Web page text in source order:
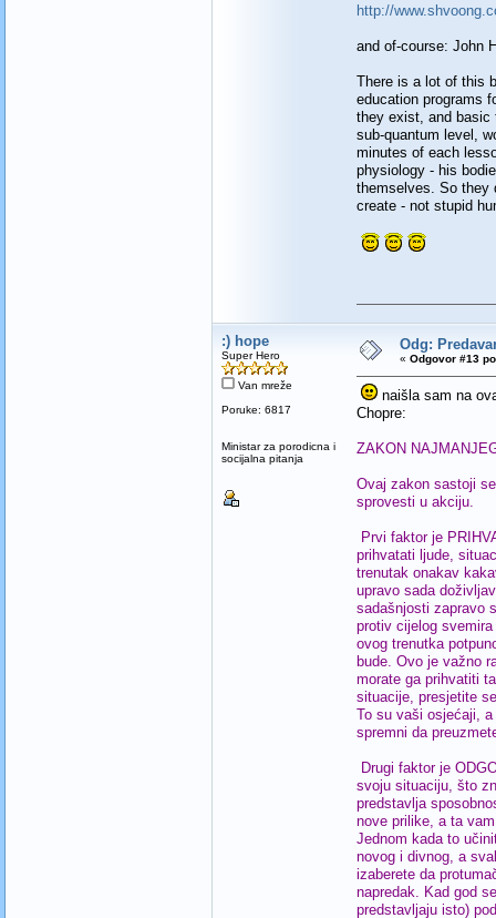
http://
and of-course: John
There is a lot of this
education programs
they exist, and basic
sub-quantum level,
minutes of each
physiology - his
themselves. So they
create - not stupid
:) hope
Super Hero
Van mreže
Poruke: 6817
Ministar za porodicna i
socijalna pitanja
Odg:
« Odgovor #13
naišla sam na
Chopre:
ZAKON
Ovaj zakon sastoji
sprovesti u akciju.
Prvi faktor je
prihvatati ljude,
trenutak onakav
upravo sada
sadašnjosti zapravo
protiv cijelog
ovog trenutka
bude. Ovo je važno
morate ga prihvatiti
situacije, presjetite
To su vaši osjećaji,
spremni da
Drugi faktor je
svoju situaciju, što
predstavlja
nove prilike, a ta
Jednom kada to
novog i divnog, a
izaberete da
napredak. Kad god
predstavljaju isto)